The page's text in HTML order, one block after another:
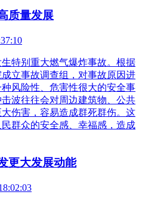
质量发展
特别重大燃气爆炸事故。根据
立事故调查组，对事故原因进
风险性、危害性很大的安全事
波往往会对周边建筑物、公共
伤害，容易造成群死群伤。这
群众的安全感、幸福感，造成
更大发展动能